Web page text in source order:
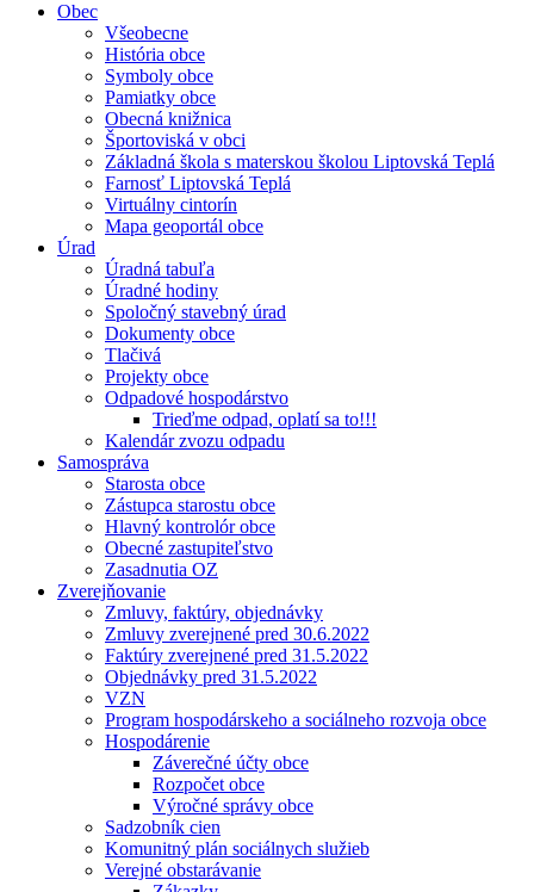
Obec
Všeobecne
História obce
Symboly obce
Pamiatky obce
Obecná knižnica
Športoviská v obci
Základná škola s materskou školou Liptovská Teplá
Farnosť Liptovská Teplá
Virtuálny cintorín
Mapa geoportál obce
Úrad
Úradná tabuľa
Úradné hodiny
Spoločný stavebný úrad
Dokumenty obce
Tlačivá
Projekty obce
Odpadové hospodárstvo
Trieďme odpad, oplatí sa to!!!
Kalendár zvozu odpadu
Samospráva
Starosta obce
Zástupca starostu obce
Hlavný kontrolór obce
Obecné zastupiteľstvo
Zasadnutia OZ
Zverejňovanie
Zmluvy, faktúry, objednávky
Zmluvy zverejnené pred 30.6.2022
Faktúry zverejnené pred 31.5.2022
Objednávky pred 31.5.2022
VZN
Program hospodárskeho a sociálneho rozvoja obce
Hospodárenie
Záverečné účty obce
Rozpočet obce
Výročné správy obce
Sadzobník cien
Komunitný plán sociálnych služieb
Verejné obstarávanie